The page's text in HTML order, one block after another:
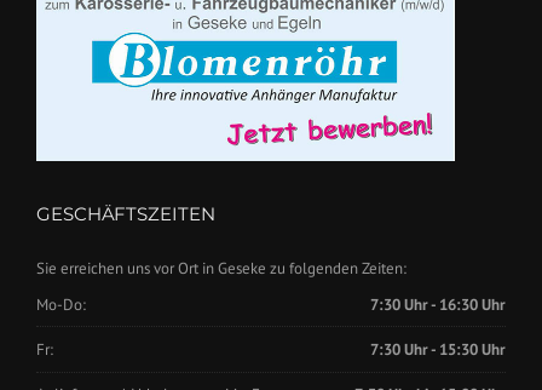
GESCHÄFTSZEITEN
Sie erreichen uns vor Ort in Geseke zu folgenden Zeiten:
Mo-Do:
7:30 Uhr - 16:30 Uhr
Fr: 7:30 Uhr - 15:30 Uhr